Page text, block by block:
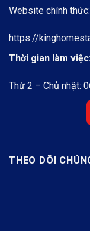
Website chính thức:
https://
Thời gian làm
Thứ 2 – Chủ nhật:
THEO DÕI